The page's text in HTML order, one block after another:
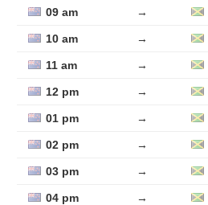
09 am →
10 am →
11 am →
12 pm →
01 pm →
02 pm →
03 pm →
04 pm →